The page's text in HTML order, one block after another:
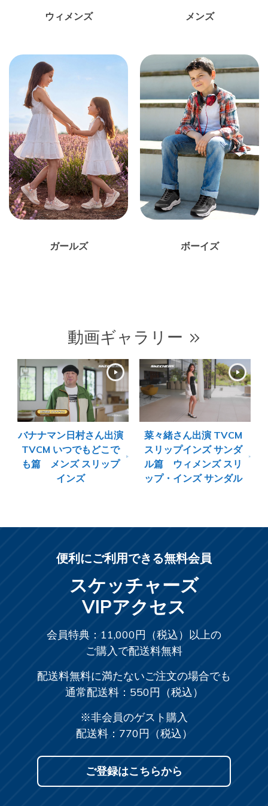
ウィメンズ メンズ
ガールズ ボーイズ
動画ギャラリー
バナナマン日村さん出演
TVCM いつでもどこで
も篇 メンズ スリップ
インズ
菜々緒さん出演 TVCM
スリップインズ サンダ
ル篇 ウィメンズ スリ
ップ・インズ サンダル
便利にご利用できる無料会員
スケッチャーズ
VIPアクセス
会員特典：11,000円（税込）以上の
ご購入で配送料無料
配送料無料に満たないご注文の場合でも
通常配送料：550円（税込）
※非会員のゲスト購入
配送料：770円（税込）
ご登録はこちらから